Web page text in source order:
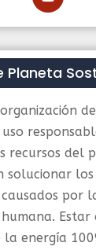
Planeta
recursos del
solucionar
por
la energía